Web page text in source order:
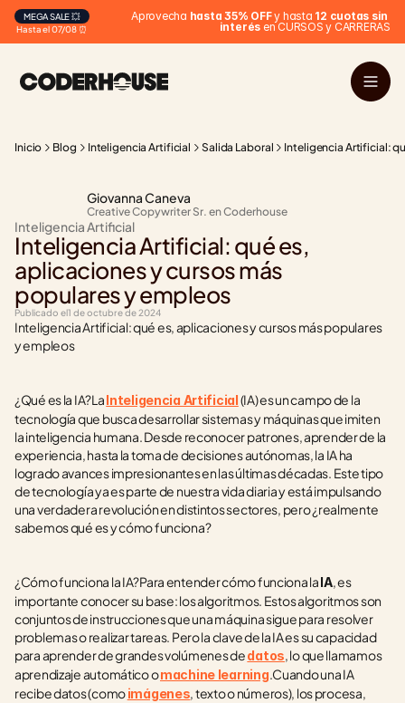
Hasta el 07/08 ⏰
MEGA SALE 💥 Aprovecha hasta 35% OFF y hasta 12 cuotas sin
interés en CURSOS y CARRERAS
Inicio Blog Inteligencia Artificial Salida Laboral Inteligencia Artificial:
Giovanna Caneva
Creative Copywriter Sr. en Coderhouse
Inteligencia Artificial
Inteligencia Artificial: qué es,
aplicaciones y cursos más
populares y empleos
Publicado el1 de octubre de 2024
Inteligencia Artificial: qué es, aplicaciones y cursos más populares
y empleos
¿Qué es la IA?La Inteligencia Artificial (IA) es un campo de la
tecnología que busca desarrollar sistemas y máquinas que imiten
la inteligencia humana. Desde reconocer patrones, aprender de la
experiencia, hasta la toma de decisiones autónomas, la IA ha
logrado avances impresionantes en las últimas décadas. Este tipo
de tecnología ya es parte de nuestra vida diaria y está impulsando
una verdadera revolución en distintos sectores, pero ¿realmente
sabemos qué es y cómo funciona?
¿Cómo funciona la IA?Para entender cómo funciona la IA, es
importante conocer su base: los algoritmos. Estos algoritmos son
conjuntos de instrucciones que una máquina sigue para resolver
problemas o realizar tareas. Pero la clave de la IA es su capacidad
para aprender de grandes volúmenes de datos, lo que llamamos
aprendizaje automático o machine learning.Cuando una IA
recibe datos (como imágenes, texto o números), los procesa,